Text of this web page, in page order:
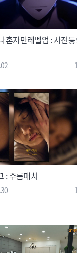
혼자만레벨업 : 사전
: 주름패치